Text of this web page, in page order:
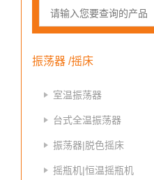
振荡器 /摇床
室温振荡器
台式全温振荡器
振荡器|脱色摇床
摇瓶机|恒温摇瓶机